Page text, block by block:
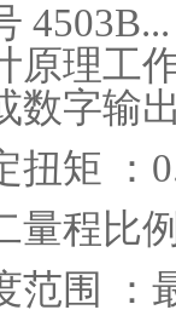
原理工
数字输
扭矩 ：
量程比
范围 ：